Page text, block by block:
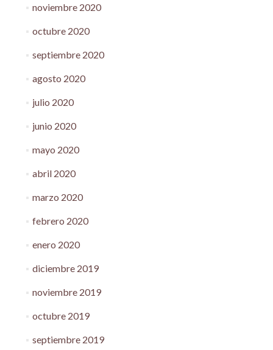
noviembre 2020
octubre 2020
septiembre 2020
agosto 2020
julio 2020
junio 2020
mayo 2020
abril 2020
marzo 2020
febrero 2020
enero 2020
diciembre 2019
noviembre 2019
octubre 2019
septiembre 2019